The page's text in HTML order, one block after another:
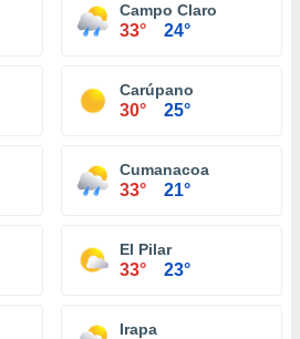
Campo Claro
33° 24°
Carúpano
30° 25°
Cumanacoa
33° 21°
El Pilar
33° 23°
Irapa